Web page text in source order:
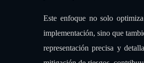
Este enfoque no solo
implementación, sino que